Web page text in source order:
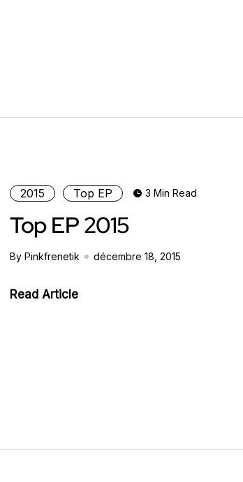
2015 Top EP 3 Min Read
Top EP 2015
By Pinkfrenetik décembre 18, 2015
Read Article